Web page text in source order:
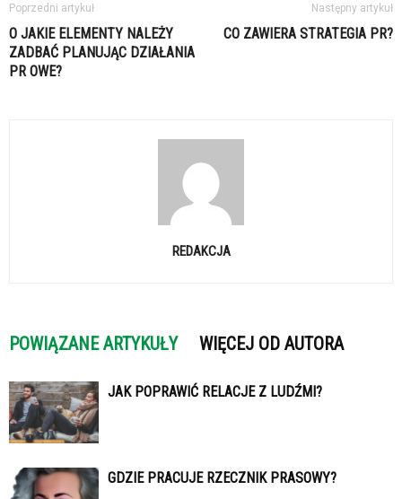
Poprzedni artykuł
O JAKIE ELEMENTY NALEŻY
ZADBAĆ PLANUJĄC DZIAŁANIA
PR OWE?
Następny artykuł
CO ZAWIERA STRATEGIA PR?
REDAKCJA
POWIĄZANE ARTYKUŁY WIĘCEJ OD AUTORA
JAK POPRAWIĆ RELACJE Z LUDŹMI?
GDZIE PRACUJE RZECZNIK PRASOWY?